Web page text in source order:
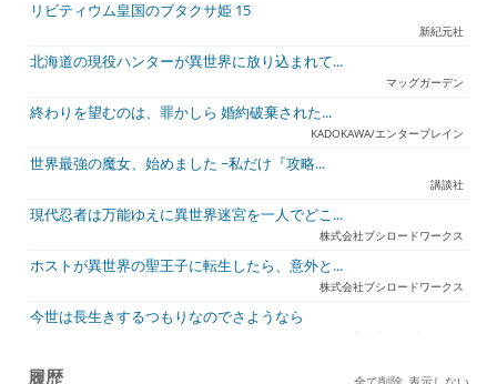
リビティウム皇国のブタクサ姫 15
新紀元社
北海道の現役ハンターが異世界に放り込まれて...
マッグガーデン
終わりを望むのは、罪かしら 婚約破棄された...
KADOKAWA/エンターブレイン
世界最強の魔女、始めました ~私だけ『攻略...
講談社
現代忍者は万能ゆえに異世界迷宮を一人でどこ...
株式会社ブシロードワークス
ホストが異世界の聖王子に転生したら、意外と...
株式会社ブシロードワークス
今世は長生きするつもりなのでさようなら
宇都宮ケーブルテレビ
ジュリとエレナの森の相談所 ~付与の力であ...
履歴